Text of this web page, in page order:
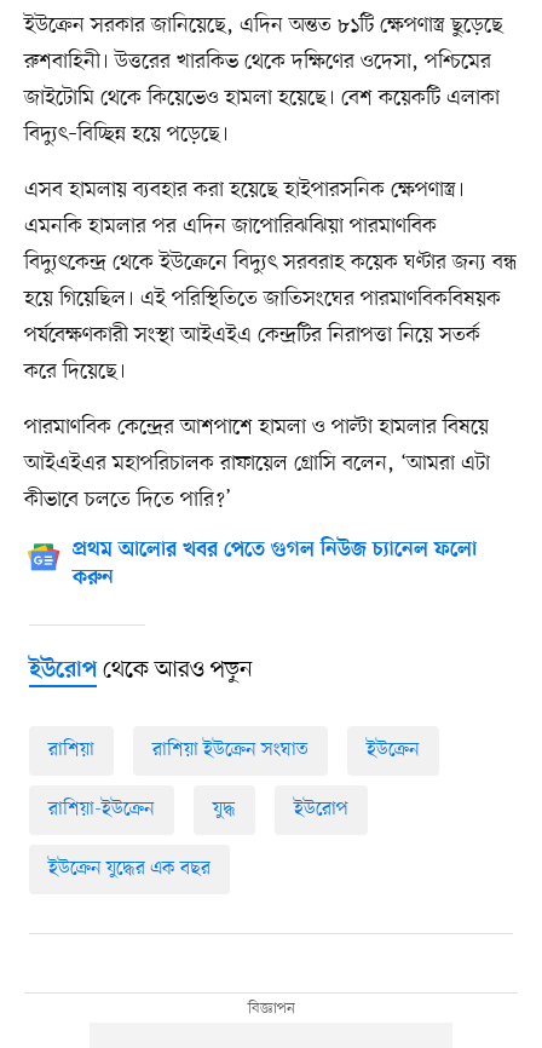
ইউক্রেন সরকার জানিয়েছে, এদিন অন্তত ৮১টি ক্ষেপণাস্ত্র ছুড়েছে
রুশবাহিনী। উত্তরের খারকিভ থেকে দক্ষিণের ওদেসা, পশ্চিমের
জাইটোমি থেকে কিয়েভেও হামলা হয়েছে। বেশ কয়েকটি এলাকা
বিদ্যুৎ–বিচ্ছিন্ন হয়ে পড়েছে।
এসব হামলায় ব্যবহার করা হয়েছে হাইপারসনিক ক্ষেপণাস্ত্র।
এমনকি হামলার পর এদিন জাপোরিঝঝিয়া পারমাণবিক
বিদ্যুৎকেন্দ্র থেকে ইউক্রেনে বিদ্যুৎ সরবরাহ কয়েক ঘণ্টার জন্য বন্ধ
হয়ে গিয়েছিল। এই পরিস্থিতিতে জাতিসংঘের পারমাণবিকবিষয়ক
পর্যবেক্ষণকারী সংস্থা আইএইএ কেন্দ্রটির নিরাপত্তা নিয়ে সতর্ক
করে দিয়েছে।
পারমাণবিক কেন্দ্রের আশপাশে হামলা ও পাল্টা হামলার বিষয়ে
আইএইএর মহাপরিচালক রাফায়েল গ্রোসি বলেন, ‘আমরা এটা
কীভাবে চলতে দিতে পারি?’
প্রথম আলোর খবর পেতে গুগল নিউজ চ্যানেল ফলো
করুন
ইউরোপথেকে আরও পড়ুন
রাশিয়া রাশিয়া ইউক্রেন সংঘাত ইউক্রেন
রাশিয়া-ইউক্রেন যুদ্ধ ইউরোপ
ইউক্রেন যুদ্ধের এক বছর